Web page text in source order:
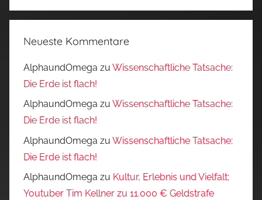
Neueste Kommentare
AlphaundOmega zu Wissenschaftliche Tatsache:
Die Erde ist flach!
AlphaundOmega zu Wissenschaftliche Tatsache:
Die Erde ist flach!
AlphaundOmega zu Wissenschaftliche Tatsache:
Die Erde ist flach!
AlphaundOmega zu Kultur, Erlebnis und Vielfalt:
Youtuber Tim Kellner zu 11.000 € Geldstrafe